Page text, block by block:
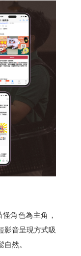
角色為主角，
影音呈現方式吸
然。